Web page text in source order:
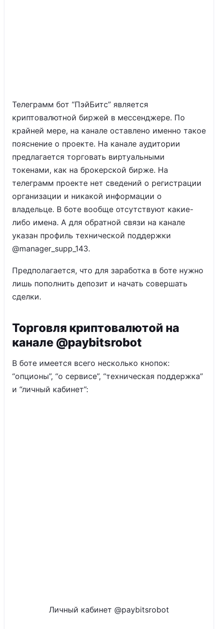
Телеграмм бот “ПэйБитс” является
криптовалютной биржей в мессенджере. По
крайней мере, на канале оставлено именно такое
пояснение о проекте. На канале аудитории
предлагается торговать виртуальными
токенами, как на брокерской бирже. На
телеграмм проекте нет сведений о регистрации
организации и никакой информации о
владельце. В боте вообще отсутствуют какие-
либо имена. А для обратной связи на канале
указан профиль технической поддержки
@manager_supp_143.
Предполагается, что для заработка в боте нужно
лишь пополнить депозит и начать совершать
сделки.
Торговля криптовалютой на
канале @paybitsrobot
В боте имеется всего несколько кнопок:
“опционы”, “о сервисе”, “техническая поддержка”
и “личный кабинет”:
Личный кабинет @paybitsrobot